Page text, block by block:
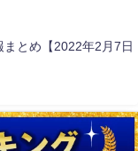
とめ【2022年2月7日